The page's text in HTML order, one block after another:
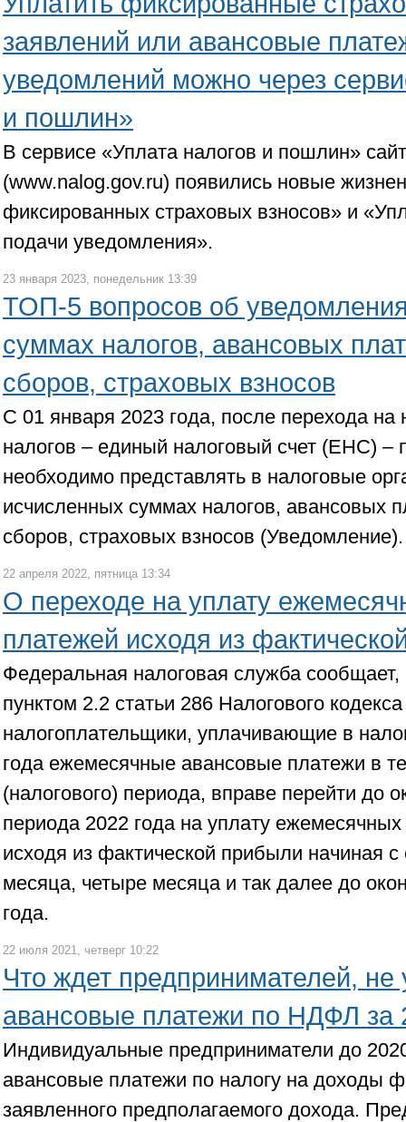
заявлений или авансовые
уведомлений можно через
и пошлин»
В сервисе «Уплата налогов и пошлин»
(www.nalog.gov.ru) появились новые
фиксированных страховых взносов» и
подачи уведомления».
23 января 2023, понедельник 13:39
ТОП-5 вопросов об
суммах налогов, авансовых
сборов, страховых взносов
С 01 января 2023 года, после перехода
налогов – единый налоговый счет (ЕНС) –
необходимо представлять в налоговые
исчисленных суммах налогов, авансовых
сборов, страховых взносов
22 апреля 2022, пятница 13:34
О переходе на уплату
платежей исходя из
Федеральная налоговая служба сообщает,
пунктом 2.2 статьи 286 Налогового
налогоплательщики, уплачивающие в
года ежемесячные авансовые платежи в
(налогового) периода, вправе перейти до
периода 2022 года на уплату
исходя из фактической прибыли начиная с
месяца, четыре месяца и так далее до
года.
22 июля 2021, четверг 10:22
Что ждет предпринимателей, не
авансовые платежи по НДФЛ за
Индивидуальные предприниматели до
авансовые платежи по налогу на доходы
заявленного предполагаемого дохода.